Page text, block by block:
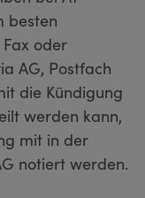
besten
oder
AG, Postfach
die Kündigung
werden kann,
mit in der
notiert werden.